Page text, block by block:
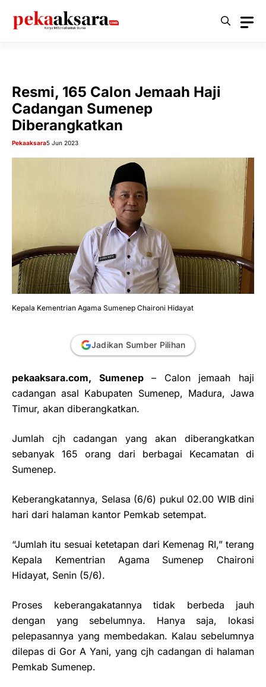
Resmi, 165 Calon Jemaah Haji
Cadangan Sumenep
Diberangkatkan
Pekaaksara5 Jun 2023
Kepala Kementrian Agama Sumenep Chaironi Hidayat
Jadikan Sumber Pilihan
pekaaksara.com, Sumenep– Calon jemaah haji
cadangan asal Kabupaten Sumenep, Madura, Jawa
Timur, akan diberangkatkan.
Jumlah cjh cadangan yang akan diberangkatkan
sebanyak 165 orang dari berbagai Kecamatan di
Sumenep.
Keberangkatannya, Selasa (6/6) pukul 02.00 WIB dini
hari dari halaman kantor Pemkab setempat.
“Jumlah itu sesuai ketetapan dari Kemenag RI,” terang
Kepala Kementrian Agama Sumenep Chaironi
Hidayat, Senin (5/6).
Proses keberangakatannya tidak berbeda jauh
dengan yang sebelumnya. Hanya saja, lokasi
pelepasannya yang membedakan. Kalau sebelumnya
dilepas di Gor A Yani, yang cjh cadangan di halaman
Pemkab Sumenep.